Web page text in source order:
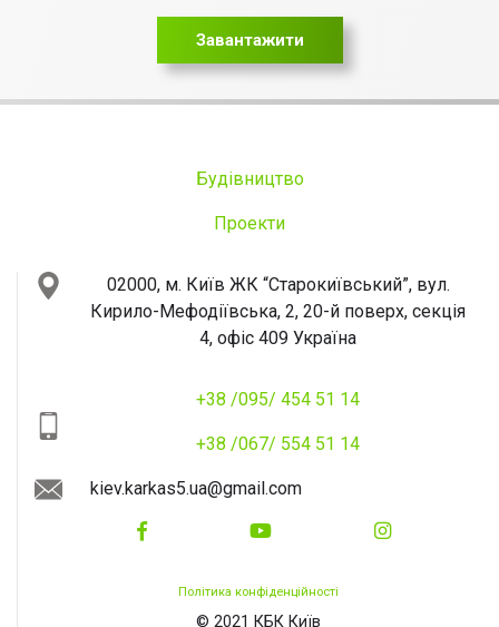
Завантажити
Будівництво
Проекти
02000, м. Київ ЖК “Старокиївський”, вул.
Кирило-Мефодіївська, 2, 20-й поверх, секція
4, офіс 409 Україна
+38 /095/ 454 51 14
+38 /067/ 554 51 14
kiev.karkas5.ua@gmail.com
Політика конфіденційності
© 2021 КБК Київ